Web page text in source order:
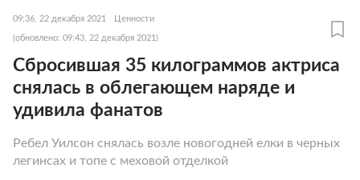
09:36, 22 декабря 2021 Ценности
(обновлено: 09:43, 22 декабря 2021)
Сбросившая 35 килограммов актриса
снялась в облегающем наряде и
удивила фанатов
Ребел Уилсон снялась возле новогодней елки в черных
легинсах и топе с меховой отделкой